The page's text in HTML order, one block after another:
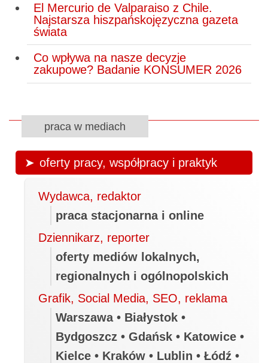
El Mercurio de Valparaiso z Chile.
Najstarsza hiszpańskojęzyczna gazeta
świata
Co wpływa na nasze decyzje
zakupowe? Badanie KONSUMER 2026
praca w mediach
oferty pracy, współpracy i praktyk
Wydawca, redaktor
praca stacjonarna i online
Dziennikarz, reporter
oferty mediów lokalnych,
regionalnych i ogólnopolskich
Grafik, Social Media, SEO, reklama
Warszawa • Białystok •
Bydgoszcz • Gdańsk • Katowice •
Kielce • Kraków • Lublin • Łódź •